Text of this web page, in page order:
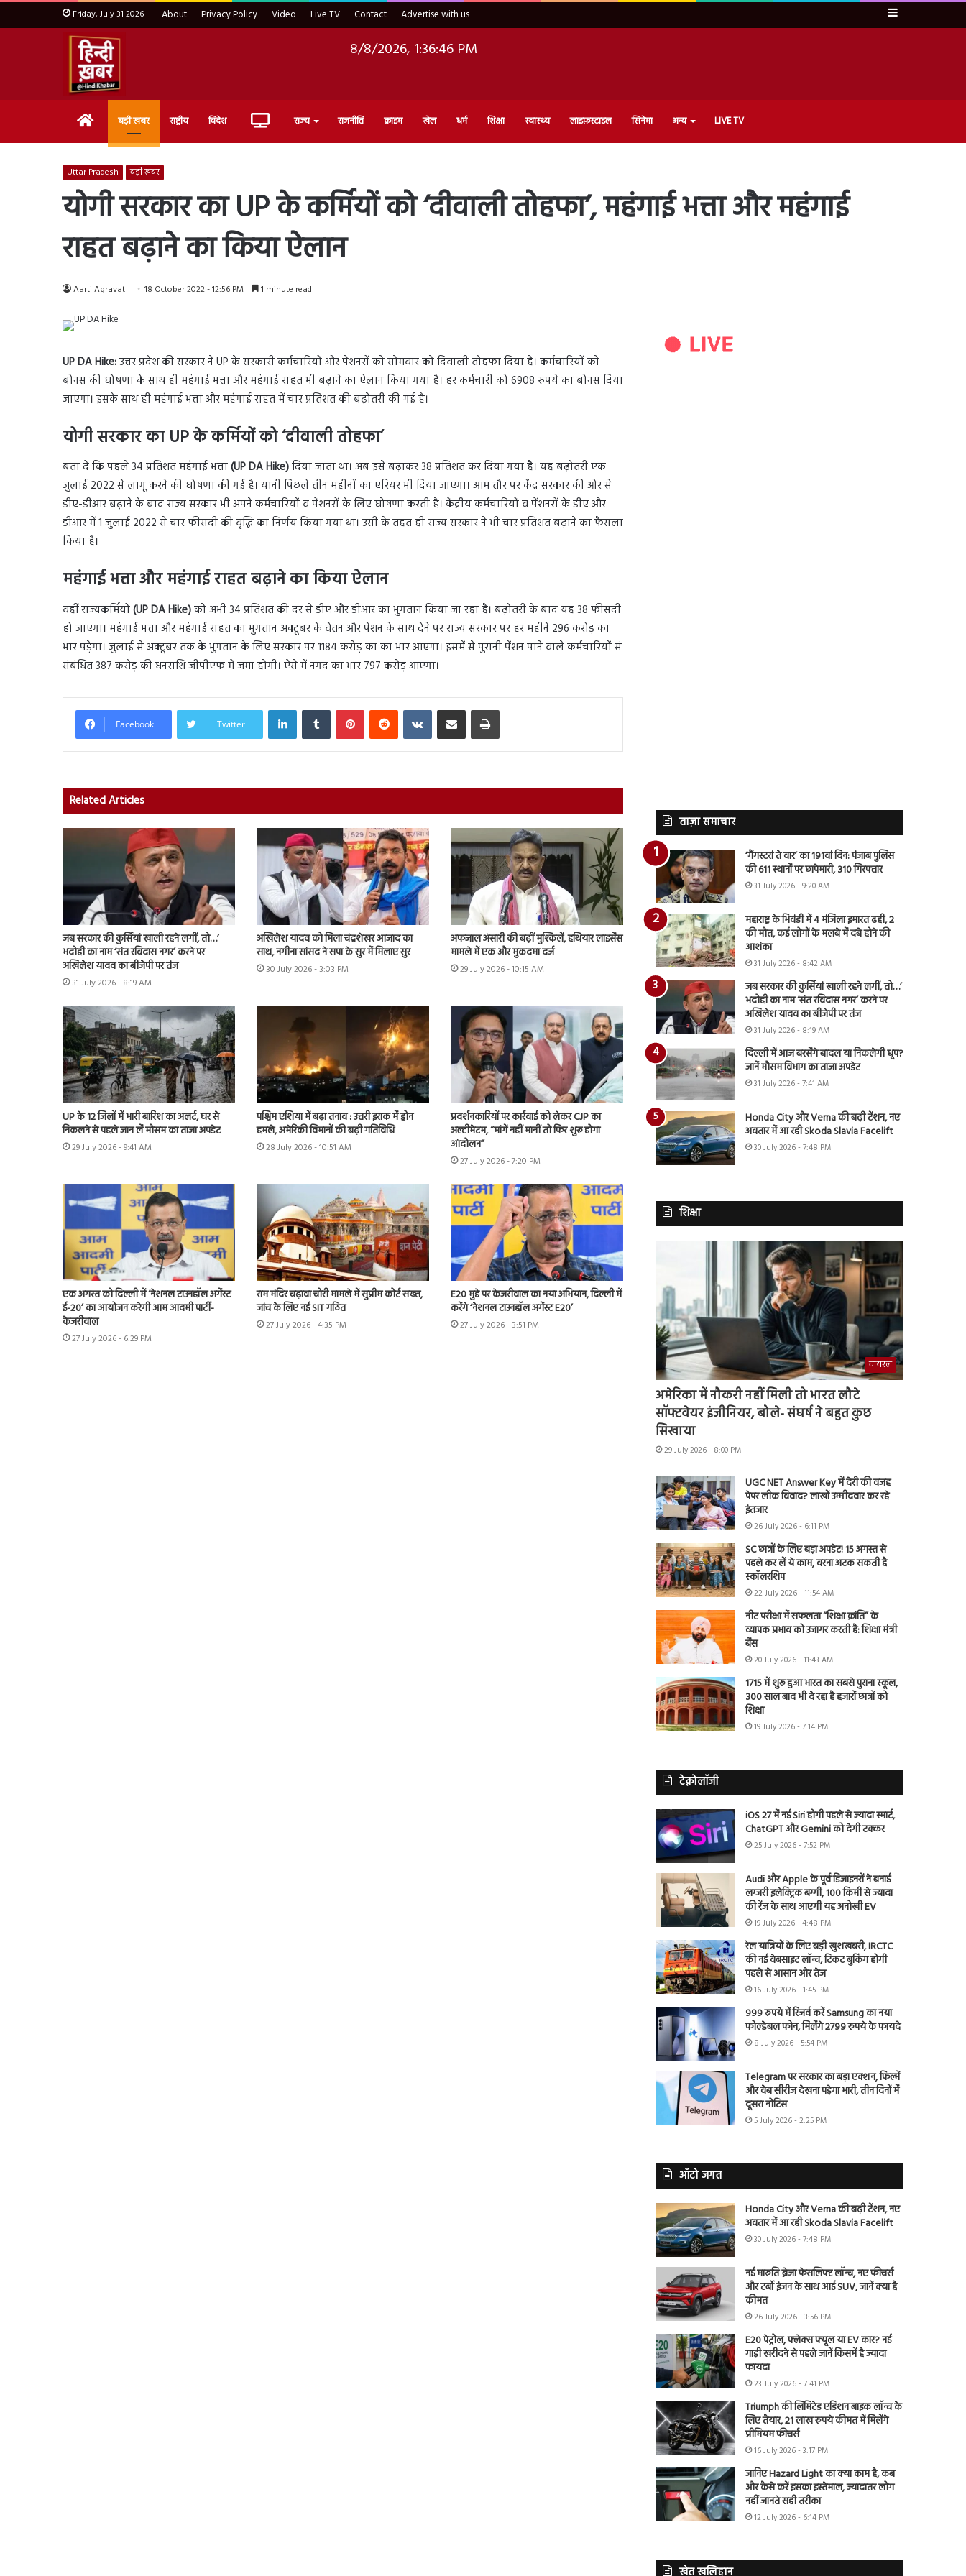
Friday, July 31 2026 About Privacy Policy Video Live TV Contact Advertise with us Sidebar
8/8/2026, 1:36:47 PM
Home बड़ी ख़बर राष्ट्रीय विदेश Live राज्य राजनीति क्राइम खेल धर्म शिक्षा स्वास्थ्य लाइफ़स्टाइल सिनेमा अन्य LIVE TV
Uttar Pradesh बड़ी ख़बर
योगी सरकार का UP के कर्मियों को ‘दीवाली तोहफा’, महंगाई भत्ता और महंगाई
राहत बढ़ाने का किया ऐलान
Aarti Agravat 18 October 2022 - 12:56 PM 1 minute read
UP DA Hike:उत्तर प्रदेश की सरकार ने UP के सरकारी कर्मचारियों और पेशनरों को सोमवार को दिवाली तोहफा दिया है। कर्मचारियों को
बोनस की घोषणा के साथ ही महंगाई भत्ता और महंगाई राहत भी बढ़ाने का ऐलान किया गया है। हर कर्मचारी को 6908 रुपये का बोनस दिया
जाएगा। इसके साथ ही महंगाई भत्ता और महंगाई राहत में चार प्रतिशत की बढ़ोतरी की गई है।
योगी सरकार का UP के कर्मियों को ‘दीवाली तोहफा’
बता दें कि पहले 34 प्रतिशत महंगाई भत्ता(UP DA Hike)दिया जाता था। अब इसे बढ़ाकर 38 प्रतिशत कर दिया गया है। यह बढ़ोतरी एक
जुलाई 2022 से लागू करने की घोषणा की गई है। यानी पिछले तीन महीनों का एरियर भी दिया जाएगा। आम तौर पर केंद्र सरकार की ओर से
डीए-डीआर बढ़ाने के बाद राज्य सरकार भी अपने कर्मचारियों व पेंशनरों के लिए घोषणा करती है। केंद्रीय कर्मचारियों व पेंशनरों के डीए और
डीआर में 1 जुलाई 2022 से चार फीसदी की वृद्धि का निर्णय किया गया था। उसी के तहत ही राज्य सरकार ने भी चार प्रतिशत बढ़ाने का फैसला
किया है।
महंगाई भत्ता और महंगाई राहत बढ़ाने का किया ऐलान
वहीं राज्यकर्मियों(UP DA Hike)को अभी 34 प्रतिशत की दर से डीए और डीआर का भुगतान किया जा रहा है। बढ़ोतरी के बाद यह 38 फीसदी
हो जाएगा। महंगाई भत्ता और महंगाई राहत का भुगतान अक्टूबर के वेतन और पेशन के साथ देने पर राज्य सरकार पर हर महीने 296 करोड़ का
भार पड़ेगा। जुलाई से अक्टूबर तक के भुगतान के लिए सरकार पर 1184 करोड़ का का भार आएगा। इसमें से पुरानी पेंशन पाने वाले कर्मचारियों सं
संबंधित 387 करोड़ की धनराशि जीपीएफ में जमा होगी। ऐसे में नगद का भार 797 करोड़ आएगा।
Facebook Twitter
LinkedInTumblr PinterestReddit VKontakteShare via Email Print
Related Articles
जब सरकार की कुर्सियां खाली रहने लगीं, तो…’
भदोही का नाम ‘संत रविदास नगर’ करने पर
अखिलेश यादव का बीजेपी पर तंज
31 July 2026 - 8:19 AM
अखिलेश यादव को मिला चंद्रशेखर आजाद का
साथ, नगीना सांसद ने सपा के सुर में मिलाए सुर
30 July 2026 - 3:03 PM
अफजाल अंसारी की बढ़ीं मुश्किलें, हथियार लाइसेंस
मामले में एक और मुकदमा दर्ज
29 July 2026 - 10:15 AM
UP के 12 जिलों में भारी बारिश का अलर्ट, घर से
निकलने से पहले जान लें मौसम का ताजा अपडेट
29 July 2026 - 9:41 AM
पश्चिम एशिया में बढ़ा तनाव : उत्तरी इराक में ड्रोन
हमले, अमेरिकी विमानों की बढ़ी गतिविधि
28 July 2026 - 10:51 AM
प्रदर्शनकारियों पर कार्रवाई को लेकर CJP का
अल्टीमेटम, “मांगें नहीं मानीं तो फिर शुरू होगा
आंदोलन”
27 July 2026 - 7:20 PM
एक अगस्त को दिल्ली में ‘नेशनल टाउनहॉल अगेंस्ट
ई-20’ का आयोजन करेगी आम आदमी पार्टी-
केजरीवाल
27 July 2026 - 6:29 PM
राम मंदिर चढ़ावा चोरी मामले में सुप्रीम कोर्ट सख्त,
जांच के लिए नई SIT गठित
27 July 2026 - 4:35 PM
E20 मुद्दे पर केजरीवाल का नया अभियान, दिल्ली में
करेंगे ‘नेशनल टाउनहॉल अगेंस्ट E20’
27 July 2026 - 3:51 PM
ताज़ा समाचार
‘गैंगस्टरां ते वार’ का 191वां दिन: पंजाब पुलिस
की 611 स्थानों पर छापेमारी, 310 गिरफ्तार
31 July 2026 - 9:20 AM
महाराष्ट्र के भिवंडी में 4 मंजिला इमारत ढही, 2
की मौत, कई लोगों के मलबे में दबे होने की
आशंका
31 July 2026 - 8:42 AM
जब सरकार की कुर्सियां खाली रहने लगीं, तो…’
भदोही का नाम ‘संत रविदास नगर’ करने पर
अखिलेश यादव का बीजेपी पर तंज
31 July 2026 - 8:19 AM
दिल्ली में आज बरसेंगे बादल या निकलेगी धूप?
जानें मौसम विभाग का ताजा अपडेट
31 July 2026 - 7:41 AM
Honda City और Verna की बढ़ी टेंशन, नए
अवतार में आ रही Skoda Slavia Facelift
30 July 2026 - 7:48 PM
शिक्षा
वायरल
अमेरिका में नौकरी नहीं मिली तो भारत लौटे
सॉफ्टवेयर इंजीनियर, बोले- संघर्ष ने बहुत कुछ
सिखाया
29 July 2026 - 8:00 PM
UGC NET Answer Key में देरी की वजह
पेपर लीक विवाद? लाखों उम्मीदवार कर रहे
इंतजार
26 July 2026 - 6:11 PM
SC छात्रों के लिए बड़ा अपडेट! 15 अगस्त से
पहले कर लें ये काम, वरना अटक सकती है
स्कॉलरशिप
22 July 2026 - 11:54 AM
नीट परीक्षा में सफलता “शिक्षा क्रांति” के
व्यापक प्रभाव को उजागर करती है: शिक्षा मंत्री
बैंस
20 July 2026 - 11:43 AM
1715 में शुरू हुआ भारत का सबसे पुराना स्कूल,
300 साल बाद भी दे रहा है हजारों छात्रों को
शिक्षा
19 July 2026 - 7:14 PM
टेक्नोलॉजी
iOS 27 में नई Siri होगी पहले से ज्यादा स्मार्ट,
ChatGPT और Gemini को देगी टक्कर
25 July 2026 - 7:52 PM
Audi और Apple के पूर्व डिजाइनरों ने बनाई
लग्जरी इलेक्ट्रिक बग्गी, 100 किमी से ज्यादा
की रेंज के साथ आएगी यह अनोखी EV
19 July 2026 - 4:48 PM
रेल यात्रियों के लिए बड़ी खुशखबरी, IRCTC
की नई वेबसाइट लॉन्च, टिकट बुकिंग होगी
पहले से आसान और तेज
16 July 2026 - 1:45 PM
999 रुपये में रिजर्व करें Samsung का नया
फोल्डेबल फोन, मिलेंगे 2799 रुपये के फायदे
8 July 2026 - 5:54 PM
Telegram पर सरकार का बड़ा एक्शन, फिल्में
और वेब सीरीज देखना पड़ेगा भारी, तीन दिनों में
दूसरा नोटिस
5 July 2026 - 2:25 PM
ऑटो जगत
Honda City और Verna की बढ़ी टेंशन, नए
अवतार में आ रही Skoda Slavia Facelift
30 July 2026 - 7:48 PM
नई मारुति ब्रेजा फेसलिफ्ट लॉन्च, नए फीचर्स
और टर्बो इंजन के साथ आई SUV, जानें क्या है
कीमत
26 July 2026 - 3:56 PM
E20 पेट्रोल, फ्लेक्स फ्यूल या EV कार? नई
गाड़ी खरीदने से पहले जानें किसमें है ज्यादा
फायदा
23 July 2026 - 7:41 PM
Triumph की लिमिटेड एडिशन बाइक लॉन्च के
लिए तैयार, 21 लाख रुपये कीमत में मिलेंगे
प्रीमियम फीचर्स
16 July 2026 - 3:17 PM
जानिए Hazard Light का क्या काम है, कब
और कैसे करें इसका इस्तेमाल, ज्यादातर लोग
नहीं जानते सही तरीका
12 July 2026 - 6:14 PM